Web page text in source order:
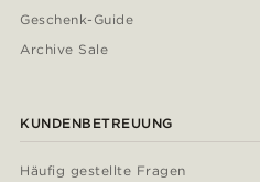
Geschenk-Guide
Archive Sale
KUNDENBETREUUNG
Häufig gestellte Fragen